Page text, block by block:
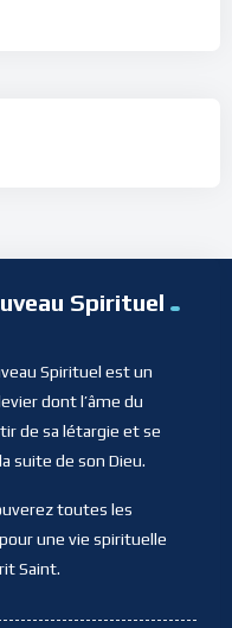
Spirituel
Spirituel est un
dont l’âme du
de sa létargie et se
suite de son Dieu.
toutes les
une vie spirituelle
Saint.